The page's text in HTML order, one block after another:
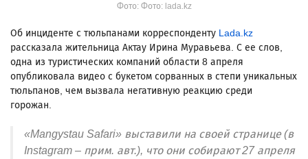
Фото: Фото: lada.kz
Об инциденте с тюльпанами корреспонденту Lada.kz
рассказала жительница Актау Ирина Муравьева. С ее слов,
одна из туристических компаний области 8 апреля
опубликовала видео с букетом сорванных в степи уникальных
тюльпанов, чем вызвала негативную реакцию среди
горожан.
«Mangystau Safari» выставили на своей странице (в
Instagram – прим. авт.), что они собирают 27 апреля